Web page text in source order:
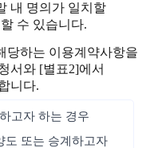
내 명의가 일치할
수 있습니다.
하는 이용계약사항을
서와 [별표2]에서
니다.
고자 하는 경우
도 또는 승계하고자